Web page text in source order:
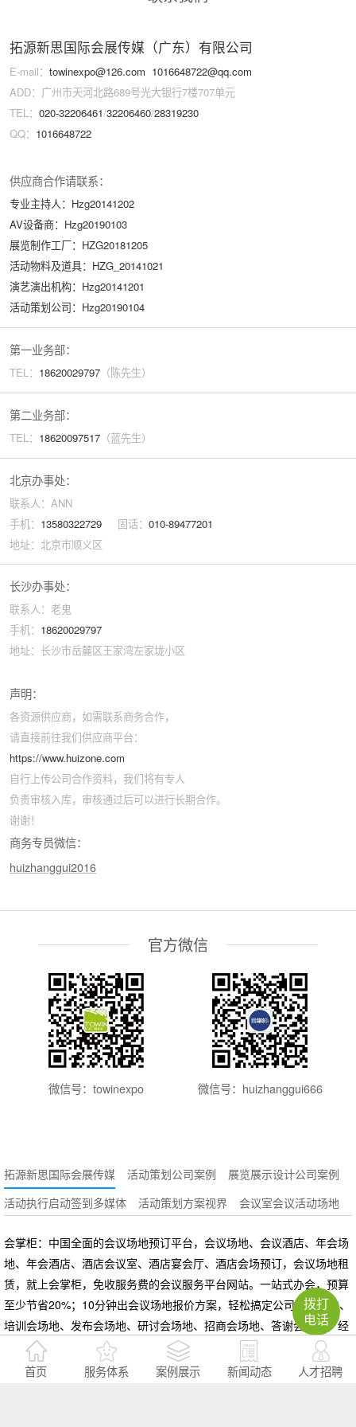
拓源新思国际会展传媒（广东）有限公司
E-mail： towinexpo@126.com 1016648722@qq.com
ADD：广州市天河北路689号光大银行7楼707单元
TEL： 020-32206461/32206460/28319230
QQ： 1016648722
供应商合作请联系：
专业主持人：Hzg20141202
AV设备商：Hzg20190103
展览制作工厂：HZG20181205
活动物料及道具：HZG_20141021
演艺演出机构：Hzg20141201
活动策划公司：Hzg20190104
第一业务部：
TEL： 18620029797（陈先生）
第二业务部：
TEL： 18620097517（蓝先生）
北京办事处：
联系人：ANN
手机： 13580322729固话： 010-89477201
地址：北京市顺义区
长沙办事处：
联系人：老鬼
手机： 18620029797
地址：长沙市岳麓区王家湾左家垅小区
声明：
各资源供应商，如需联系商务合作，
请直接前往我们供应商平台：
https://www.huizone.com
自行上传公司合作资料，我们将有专人
负责审核入库，审核通过后可以进行长期合作。
谢谢！
商务专员微信：
huizhanggui2016
官方微信
微信号：towinexpo 微信号：huizhanggui666
拓源新思国际会展传媒 活动策划公司案例
展览展示设计公司案例
活动执行启动签到多媒体
活动策划方案视界 会议室会议活动场地
会掌柜：中国全面的会议场地预订平台，会议场地、会议酒店、年会场
地、年会酒店、酒店会议室、酒店宴会厅、酒店会场预订，会议场地租
赁，就上会掌柜，免收服务费的会议服务平台网站。一站式办会，预算
至少节省20%；10分钟出会议场地报价方案，轻松搞定公司年会场地、
培训会场地、发布会场地、研讨会场地、招商会场地、答谢会场地、经
销商会议场地、工作总结会场地、沙龙/休闲会议场地。会掌柜是广州炫
锐信息科技有限公司旗下品牌
首页 服务体系 案例展示 新闻动态 人才招聘
拨打
电话